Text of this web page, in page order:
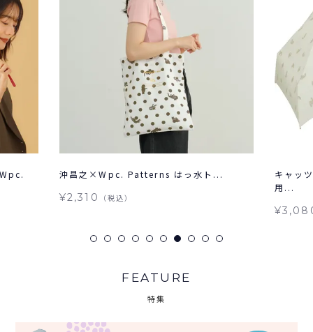
沖昌之×Wpc. Patterns はっ水ト...
¥2,310 （税込）
キャッ
用...
FEATURE
特集